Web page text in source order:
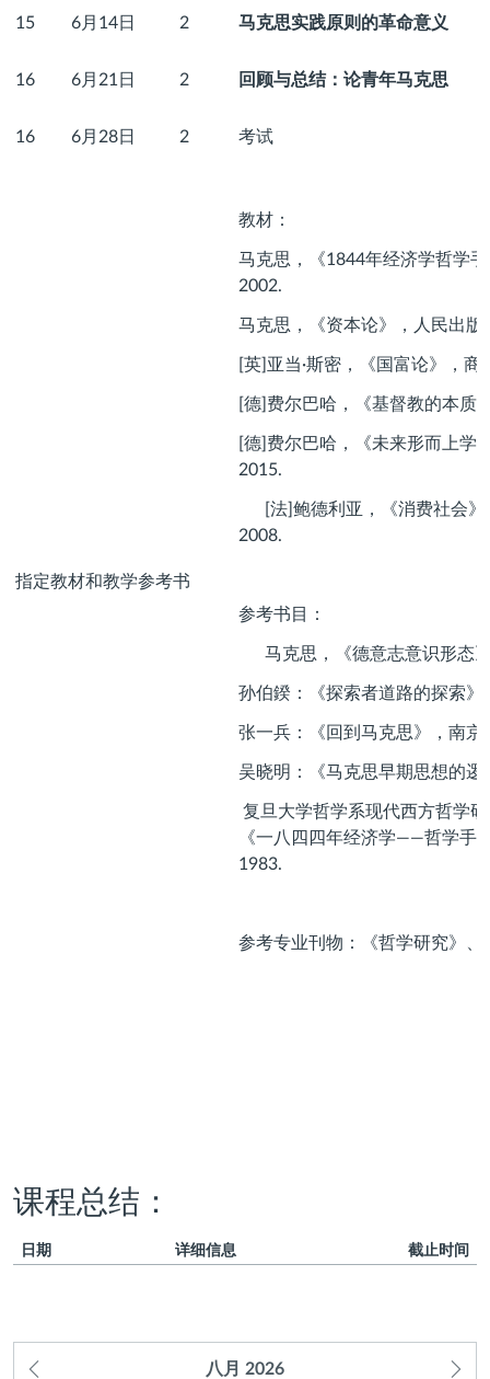
15 6月14日 2 马克思实践原则的革命意义
16 6月21日 2 回顾与总结：论青年马克思
16 6月28日 2 考试
指定教材和教学参考书
教材：
马克思，《1844年经济学哲学
2002.
马克思，《资本论》，人民出版
[英]亚当·斯密，《国富论》，
[德]费尔巴哈，《基督教的本质
[德]费尔巴哈，《未来形而上学
2015.
[法]鲍德利亚，《消费社会》
2008.
参考书目：
马克思，《德意志意识形态
孙伯鍨：《探索者道路的探索》
张一兵：《回到马克思》，南京
吴晓明：《马克思早期思想的
复旦大学哲学系现代西方哲学
《一八四四年经济学——哲学手
1983.
参考专业刊物：《哲学研究》、
课程总结：
日期 详细信息 截止时间
八月 2026